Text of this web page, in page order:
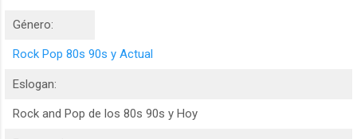
Género:
Rock Pop 80s 90s y Actual
Eslogan:
Rock and Pop de los 80s 90s y Hoy